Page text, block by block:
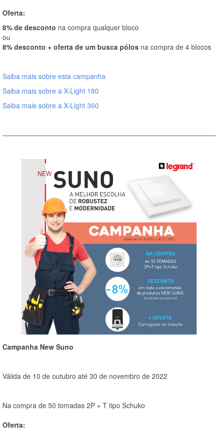
Oferta:
8% de desconto na compra qualquer bloco
ou
8% desconto + oferta de um busca pólos na compra de 4 blocos
Saiba mais sobre esta campanha
Saiba mais sobre a X-Light 180
Saiba mais sobre a X-Light 360
Campanha New Suno
Válida de 10 de outubro até 30 de novembro de 2022
Na compra de 50 tomadas 2P + T tipo Schuko
Oferta: